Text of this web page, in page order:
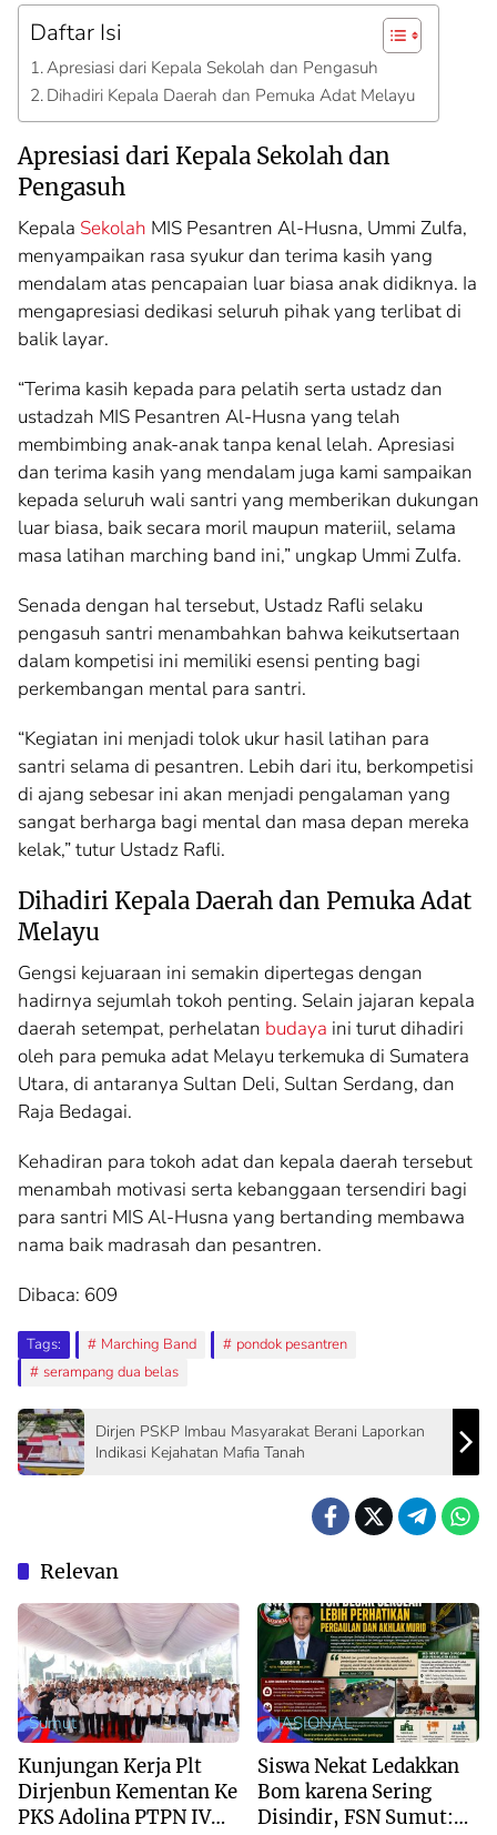
Daftar Isi
Apresiasi dari Kepala Sekolah dan Pengasuh
Dihadiri Kepala Daerah dan Pemuka Adat Melayu
Apresiasi dari Kepala Sekolah dan
Pengasuh
Kepala Sekolah MIS Pesantren Al-Husna, Ummi Zulfa,
menyampaikan rasa syukur dan terima kasih yang
mendalam atas pencapaian luar biasa anak didiknya. Ia
mengapresiasi dedikasi seluruh pihak yang terlibat di
balik layar.
“Terima kasih kepada para pelatih serta ustadz dan
ustadzah MIS Pesantren Al-Husna yang telah
membimbing anak-anak tanpa kenal lelah. Apresiasi
dan terima kasih yang mendalam juga kami sampaikan
kepada seluruh wali santri yang memberikan dukungan
luar biasa, baik secara moril maupun materiil, selama
masa latihan marching band ini,” ungkap Ummi Zulfa.
Senada dengan hal tersebut, Ustadz Rafli selaku
pengasuh santri menambahkan bahwa keikutsertaan
dalam kompetisi ini memiliki esensi penting bagi
perkembangan mental para santri.
“Kegiatan ini menjadi tolok ukur hasil latihan para
santri selama di pesantren. Lebih dari itu, berkompetisi
di ajang sebesar ini akan menjadi pengalaman yang
sangat berharga bagi mental dan masa depan mereka
kelak,” tutur Ustadz Rafli.
Dihadiri Kepala Daerah dan Pemuka Adat
Melayu
Gengsi kejuaraan ini semakin dipertegas dengan
hadirnya sejumlah tokoh penting. Selain jajaran kepala
daerah setempat, perhelatan budaya ini turut dihadiri
oleh para pemuka adat Melayu terkemuka di Sumatera
Utara, di antaranya Sultan Deli, Sultan Serdang, dan
Raja Bedagai.
Kehadiran para tokoh adat dan kepala daerah tersebut
menambah motivasi serta kebanggaan tersendiri bagi
para santri MIS Al-Husna yang bertanding membawa
nama baik madrasah dan pesantren.
Dibaca: 609
Tags: Marching Band
pondok pesantren
serampang dua belas
Dirjen PSKP Imbau Masyarakat Berani Laporkan
Indikasi Kejahatan Mafia Tanah
Relevan
Sumut
Kunjungan Kerja Plt
Dirjenbun Kementan Ke
PKS Adolina PTPN IV
NASIONAL
Siswa Nekat Ledakkan
Bom karena Sering
Disindir, FSN Sumut: